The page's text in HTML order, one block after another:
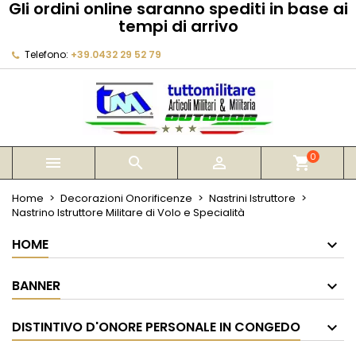
Gli ordini online saranno spediti in base ai
tempi di arrivo
Telefono: +39.0432 29 52 79
   shopping_cart0
Home Decorazioni Onorificenze
Nastrini Istruttore
Nastrino Istruttore Militare di Volo e Specialità
HOME
BANNER
DISTINTIVO D'ONORE PERSONALE IN CONGEDO
My wishlists
add_circle_outline Create new list
Crea lista dei desideri
Annulla Crea lista dei desideri
Devi avere effettuato l'accesso per salvare dei
prodotti nella tua lista dei desideri.
Annulla